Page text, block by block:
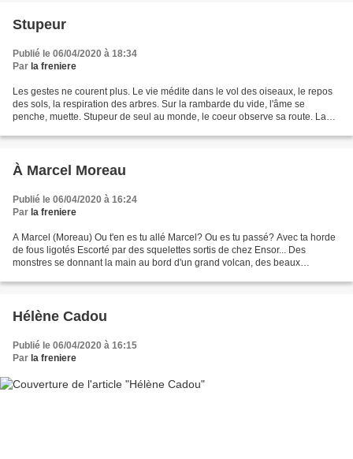
Stupeur
Publié le 06/04/2020 à 18:34
Par la freniere
Les gestes ne courent plus. Le vie médite dans le vol des oiseaux, le repos
des sols, la respiration des arbres. Sur la rambarde du vide, l'âme se
penche, muette. Stupeur de seul au monde, le coeur observe sa route. La
À Marcel Moreau
Publié le 06/04/2020 à 16:24
Par la freniere
A Marcel (Moreau) Ou t'en es tu allé Marcel? Ou es tu passé? Avec ta horde
de fous ligotés Escorté par des squelettes sortis de chez Ensor... Des
monstres se donnant la main au bord d'un grand volcan, des beaux
Hélène Cadou
Publié le 06/04/2020 à 16:15
Par la freniere